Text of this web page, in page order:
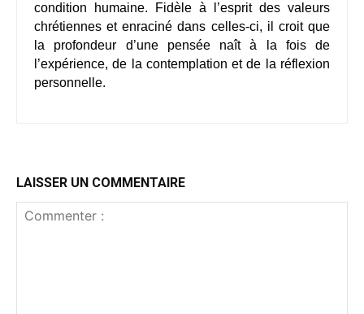
condition humaine. Fidèle à l’esprit des valeurs
chrétiennes et enraciné dans celles-ci, il croit que
la profondeur d’une pensée naît à la fois de
l’expérience, de la contemplation et de la réflexion
personnelle.
LAISSER UN COMMENTAIRE